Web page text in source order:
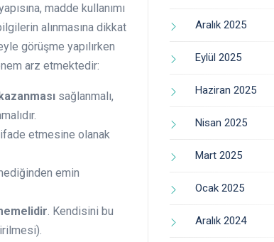
madde kullanımı
alınmasına dikkat
görüşme yapılırken
arz etmektedir:
sağlanmalı,
etmesine olanak
emin
. Kendisini bu
Aralık 2025
Eylül 2025
Haziran 2025
Nisan 2025
Mart 2025
Ocak 2025
Aralık 2024